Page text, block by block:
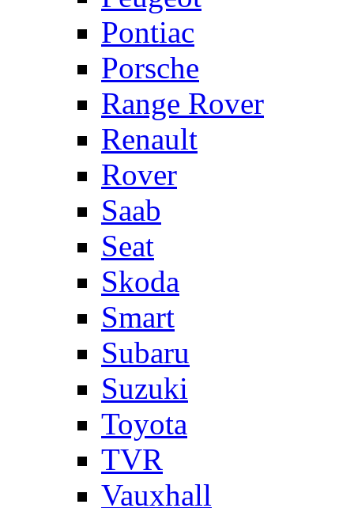
Pontiac
Porsche
Range Rover
Renault
Rover
Saab
Seat
Skoda
Smart
Subaru
Suzuki
Toyota
TVR
Vauxhall